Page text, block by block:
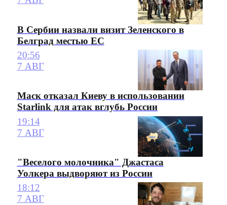
В Сербии назвали визит Зеленского в
Белград местью ЕС
20:56
7 АВГ
Маск отказал Киеву в использовании
Starlink для атак вглубь России
19:14
7 АВГ
"Веселого молочника" Джастаса
Уолкера выдворяют из России
18:12
7 АВГ